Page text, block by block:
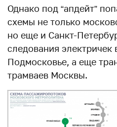
Однако под “апдейт”
схемы не только
но еще и Санкт-
следования электричек
Подмосковье, а еще
трамваев Москвы.